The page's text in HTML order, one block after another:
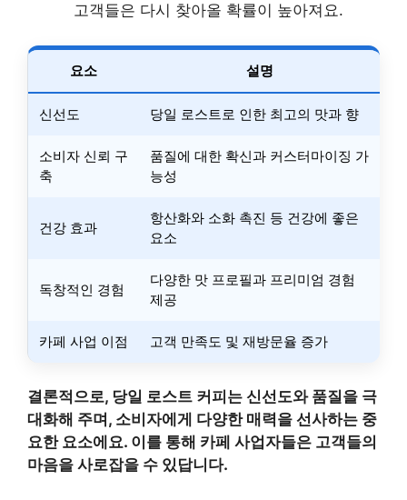
고객들은 다시 찾아올 확률이 높아져요.
요소 설명
신선도 당일 로스트로 인한 최고의 맛과 향
소비자 신뢰 구
축
품질에 대한 확신과 커스터마이징 가
능성
건강 효과
항산화와 소화 촉진 등 건강에 좋은
요소
독창적인 경험
다양한 맛 프로필과 프리미엄 경험
제공
카페 사업 이점 고객 만족도 및 재방문율 증가
결론적으로, 당일 로스트 커피는 신선도와 품질을 극
대화해 주며, 소비자에게 다양한 매력을 선사하는 중
요한 요소에요. 이를 통해 카페 사업자들은 고객들의
마음을 사로잡을 수 있답니다.